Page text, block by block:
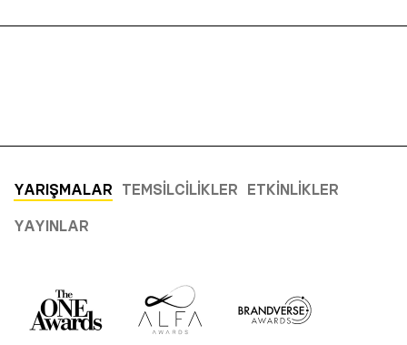
YARIŞMALAR TEMSILCILIKLER ETKINLIKLER
YAYINLAR